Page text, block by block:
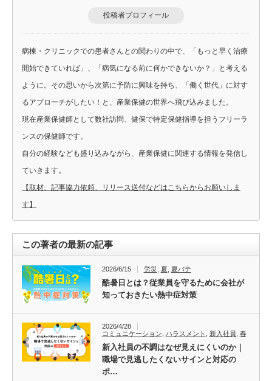
投稿者プロフィール
病棟・クリニックでの患者さんとの関わりの中で、「もっと早く治療
開始できていれば」、「病気になる前に何かできないか？」と考える
ように。その思いから次第に予防に興味を持ち、「働く世代」に対す
るアプローチがしたい！と、産業保健の世界へ飛び込みました。
現在産業保健師として数社訪問、健保で特定保健指導を担うフリーラ
ンスの保健師です。
自分の経験なども盛り込みながら、産業保健に関連する情報を発信し
ていきます。
【取材、記事協力依頼、リリース送付などはこちらからお願いしま
す】
この著者の最新の記事
2026/6/15 労災 夏 夏バテ
酷暑日とは？従業員を守るために会社が
知っておきたい熱中症対策
2026/4/28
コミュニケーション ハラスメント 新入社員 春
新入社員の不調はなぜ見えにくいのか｜
職場で見逃したくないサインと対応の
ポ…